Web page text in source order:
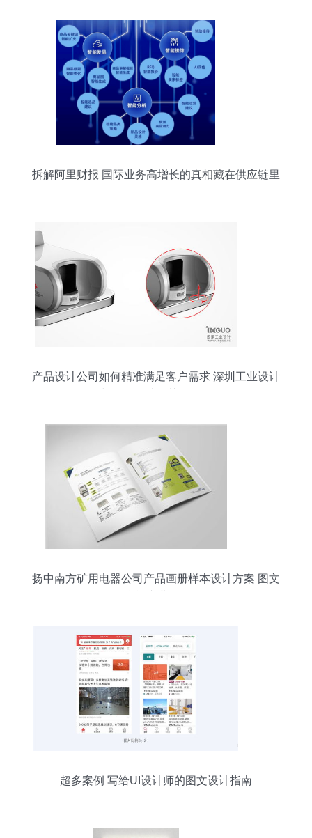
拆解阿里财报 国际业务高增长的真相藏在供应链里
产品设计公司如何精准满足客户需求 深圳工业设计
扬中南方矿用电器公司产品画册样本设计方案 图文
超多案例 写给UI设计师的图文设计指南